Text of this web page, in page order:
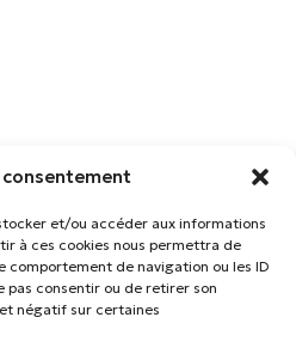
consentement
et/ou accéder aux informations
à ces cookies nous permettra de
comportement de navigation ou les ID
pas consentir ou de retirer son
négatif sur certaines